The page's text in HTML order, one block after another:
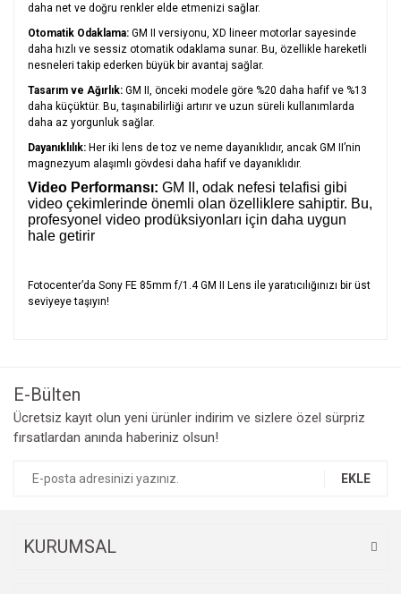
daha net ve doğru renkler elde etmenizi sağlar.
Otomatik Odaklama: GM II versiyonu, XD lineer motorlar sayesinde
daha hızlı ve sessiz otomatik odaklama sunar. Bu, özellikle hareketli
nesneleri takip ederken büyük bir avantaj sağlar.
Tasarım ve Ağırlık: GM II, önceki modele göre %20 daha hafif ve %13
daha küçüktür. Bu, taşınabilirliği artırır ve uzun süreli kullanımlarda
daha az yorgunluk sağlar.
Dayanıklılık: Her iki lens de toz ve neme dayanıklıdır, ancak GM II’nin
magnezyum alaşımlı gövdesi daha hafif ve dayanıklıdır.
Video Performansı: GM II, odak nefesi telafisi gibi
video çekimlerinde önemli olan özelliklere sahiptir. Bu,
profesyonel video prodüksiyonları için daha uygun
hale getirir
Fotocenter’da Sony FE 85mm f/1.4 GM II Lens ile yaratıcılığınızı bir üst
seviyeye taşıyın!
Ürün resmi kalitesiz, bozuk veya görüntülenemiyor.
Ürün açıklamasında eksik bilgiler bulunuyor.
E-Bülten
Ücretsiz kayıt olun yeni ürünler indirim ve sizlere özel sürpriz
fırsatlardan anında haberiniz olsun!
EKLE
KURUMSAL